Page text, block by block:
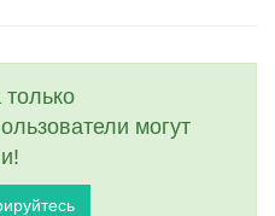
могут